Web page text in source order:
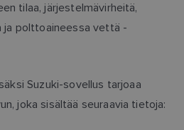
tilaa, järjestelmävirheitä,
polttoaineessa vettä -
Suzuki-sovellus tarjoaa
joka sisältää seuraavia tietoja: